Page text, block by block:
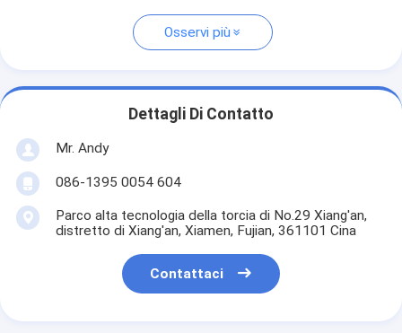
Osservi più
Dettagli Di Contatto
Mr. Andy
086-1395 0054 604
Parco alta tecnologia della torcia di No.29 Xiang'an,
distretto di Xiang'an, Xiamen, Fujian, 361101 Cina
Contattaci